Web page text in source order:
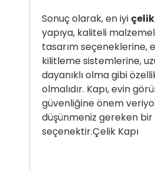
Sonuç olarak, en iyi
yapıya, kaliteli
tasarım seçeneklerine,
kilitleme sistemlerine,
dayanıklı olma gibi
olmalıdır. Kapı, evin
güvenliğine önem
düşünmeniz gereken bir
seçenektir.Çelik Kapı